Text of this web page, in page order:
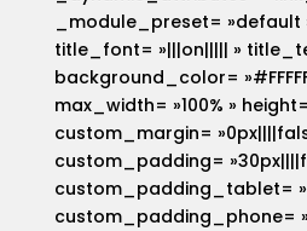
_module_preset= »default
title_font= »|||on||||| »
background_color=
max_width= »100% »
custom_margin=
custom_padding=
custom_padding_tablet=
custom_padding_phone=